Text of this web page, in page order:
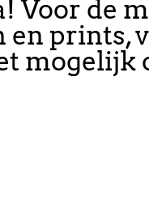
Voor de
prints,